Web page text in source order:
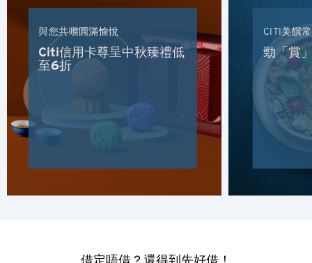
與您共嚐圓滿愉悅
Citi信用卡尊呈中秋臻禮低
至6折
CITI美饌
勁「賞
借定唔借？還得到先好借！
請選擇您的語言